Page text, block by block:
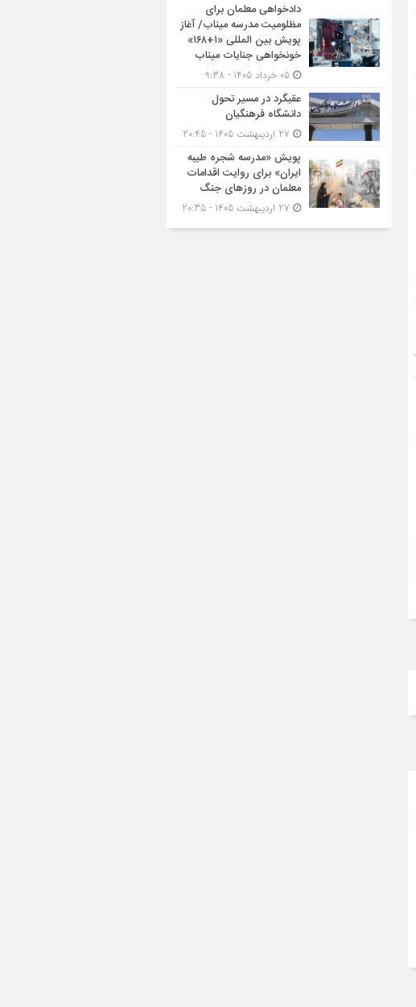
دادخواهی معلمان برای
مظلومیت مدرسه میناب/ آغاز
پویش بین المللی «۱+۱۶۸»
خونخواهی جنایات میناب
عقبگرد در مسیر تحول
دانشگاه فرهنگیان
پویش «مدرسه شجره طیبه
ایران» برای روایت اقدامات
معلمان در روزهای جنگ